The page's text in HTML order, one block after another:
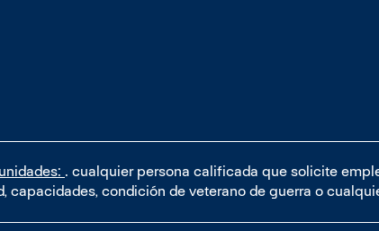
. cualquier persona calificada que solicite
capacidades, condición de veterano de guerra o